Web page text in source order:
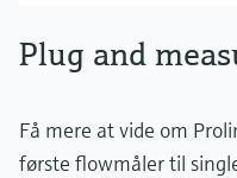
Plug and
Få mere at vide om
første flowmåler til